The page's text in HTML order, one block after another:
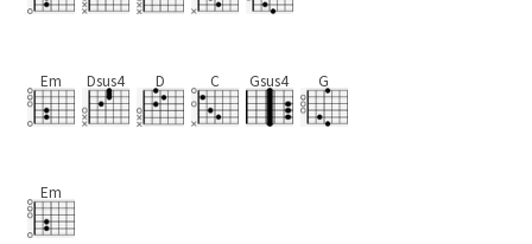
Em Dsus4 D C Gsus4 G
Em